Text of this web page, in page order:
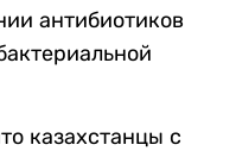
антибиотиков
казахстанцы с